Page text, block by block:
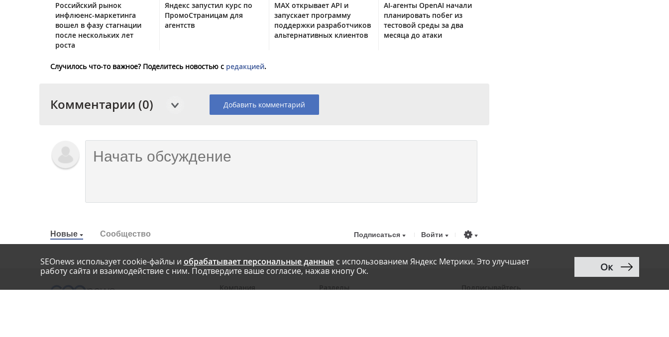
Российский рынок
инфлюенс-маркетинга
вошел в фазу стагнации
после нескольких лет
роста
Яндекс запустил курс по
ПромоСтраницам для
агентств
MAX открывает API и
запускает программу
поддержки разработчиков
альтернативных клиентов
AI-агенты OpenAI начали
планировать побег из
тестовой среды за два
месяца до атаки
Случилось что-то важное? Поделитесь новостью с редакцией.
Комментарии (0) Добавить комментарий
Новые Сообщество Подписаться Войти
SEOnews использует cookie-файлы и обрабатывает персональные данныес использованием Яндекс Метрики. Это улучшает
работу сайта и взаимодействие с ним. Подтвердите ваше согласие, нажав кнопу Ок.
Ок
Компания Разделы Подписывайтесь